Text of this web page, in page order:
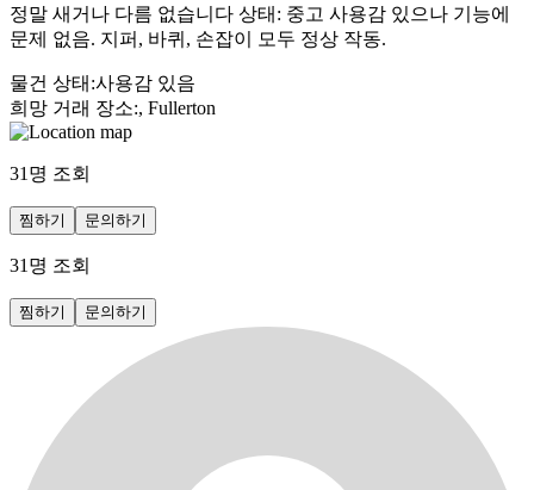
정말 새거나 다름 없습니다 상태: 중고 사용감 있으나 기능에
문제 없음. 지퍼, 바퀴, 손잡이 모두 정상 작동.
물건 상태 :사용감 있음
희망 거래 장소:, Fullerton
31 명 조회
찜하기 문의하기
31 명 조회
찜하기 문의하기